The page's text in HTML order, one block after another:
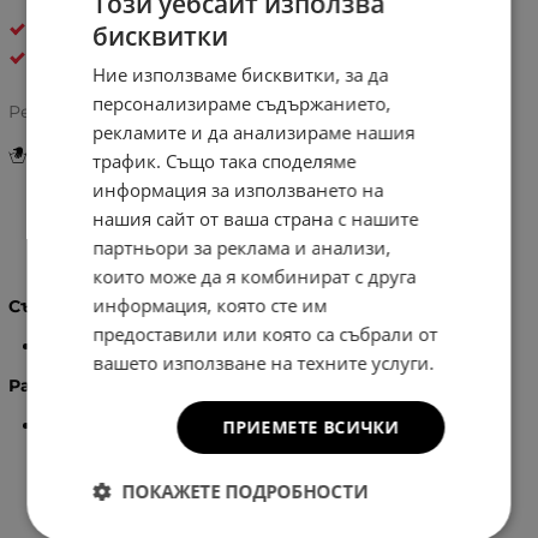
Инструкции за грижа и поддръжка
ШАЛОВЕ
Рейтинг:
Информация
Състав:
100% Вискоза
Размери:
бисквитки
Ние използваме бисквитки, за да
персонализираме съдържанието,
рекламите и да анализираме нашия
трафик. Също така споделяме
информация за използването на
нашия сайт от ваша страна с нашите
партньори за реклама и анализи,
които може да я комбинират с друга
информация, която сте им
предоставили или която са събрали от
вашето използване на техните услуги.
ПРИЕМЕТЕ ВСИЧКИ
ПОКАЖЕТЕ ПОДРОБНОСТИ